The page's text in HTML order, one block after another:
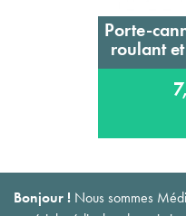
Porte-
roulant
Bonjour ! Nous sommes